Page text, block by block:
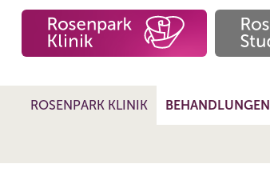
ROSENPARK KLINIK BEHANDLUNGEN